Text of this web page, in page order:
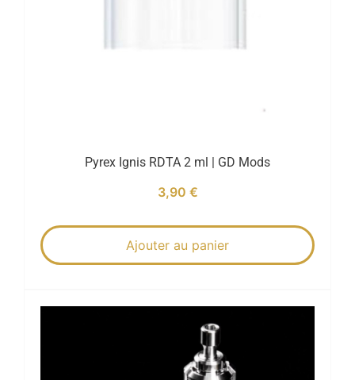
Pyrex Ignis RDTA 2 ml | GD Mods
3,90 €
Ajouter au panier